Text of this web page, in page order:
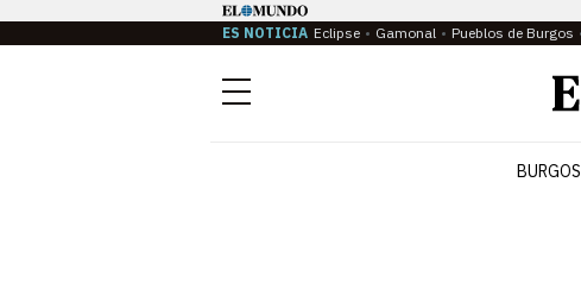
ES NOTICIA Eclipse Gamonal Pueblos de Burgos
Menú
BURGOS